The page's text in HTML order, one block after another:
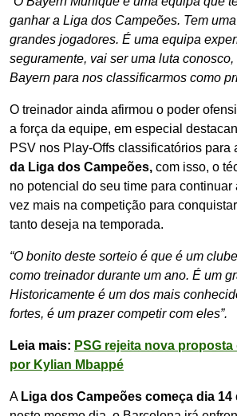
ganhar a Liga dos Campeões. Tem
grandes jogadores. É uma equipa
seguramente, vai ser uma luta
Bayern para nos classificarmos como
O treinador ainda afirmou o poder
a força da equipe, em especial
PSV nos Play-Offs classificatórios para
da Liga dos Campeões, com isso, o
no potencial do seu time para continuar
vez mais na competição para
tanto deseja na temporada.
“O bonito deste sorteio é que é um
como treinador durante um ano. É um
Historicamente é um dos mais
fortes, é um prazer competir com eles”.
Leia mais: PSG rejeita nova proposta
por Kylian Mbappé
A Liga dos Campeões começa dia 14